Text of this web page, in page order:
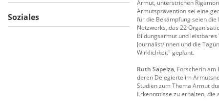
Soziales
Armut, unterstrichen
Armutsprävention sei eine
für die Bekämpfung seien die
Netzwerks, das 22
Bildungsarmut und
Journalist/innen und die
Wirklichkeit" geplant.
Ruth Sapelza, Forscherin
deren Delegierte im
Studien zum Thema Armut
Erkenntnisse zu erhalten, die